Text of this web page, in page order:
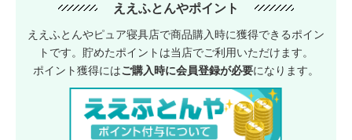
ええふとんやポイント
ええふとんやピュア寝具店で商品購入時に獲得できるポイン
トです。貯めたポイントは当店でご利用いただけます。
ポイント獲得にはご購入時に会員登録が必要になります。